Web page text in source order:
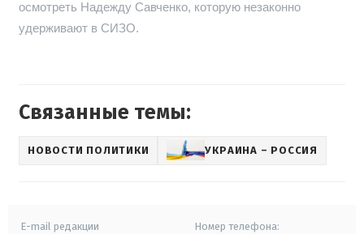
осмотреть Надежду Савченко, которую незаконно
удерживают в СИЗО.
Связанные темы:
НОВОСТИ ПОЛИТИКИ УКРАИНА – РОССИЯ
E-mail редакции Номер телефона: